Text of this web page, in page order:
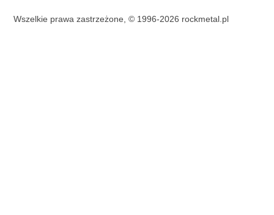
Wszelkie prawa zastrzeżone, © 1996-2026 rockmetal.pl